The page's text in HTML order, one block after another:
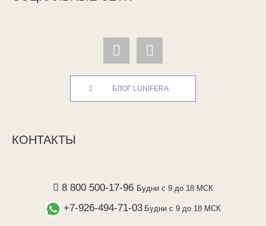
БЛОГ LUNIFERA
КОНТАКТЫ
8 800 500-17-96 Будни с 9 до 18 МСК
+7-926-494-71-03 Будни с 9 до 18 МСК